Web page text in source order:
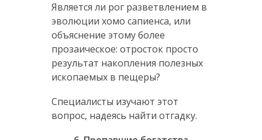
Является ли рог разветвлением в
эволюции хомо сапиенса, или
объяснение этому более
прозаическое: отросток просто
результат накопления полезных
ископаемых в пещеры?
Специалисты изучают этот
вопрос, надеясь найти отгадку.